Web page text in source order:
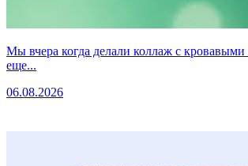
Мы вчера когда делали коллаж с
еще...
06.08.2026